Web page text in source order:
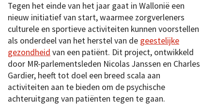
Tegen het einde van het jaar gaat in Wallonië een
nieuw initiatief van start, waarmee zorgverleners
culturele en sportieve activiteiten kunnen voorstellen
als onderdeel van het herstel van de geestelijke
gezondheid van een patiënt. Dit project, ontwikkeld
door MR-parlementsleden Nicolas Janssen en Charles
Gardier, heeft tot doel een breed scala aan
activiteiten aan te bieden om de psychische
achteruitgang van patiënten tegen te gaan.